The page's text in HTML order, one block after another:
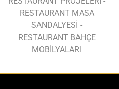
RESTAURANT MASA
SANDALYESİ -
RESTAURANT BAHÇE
MOBİLYALARI